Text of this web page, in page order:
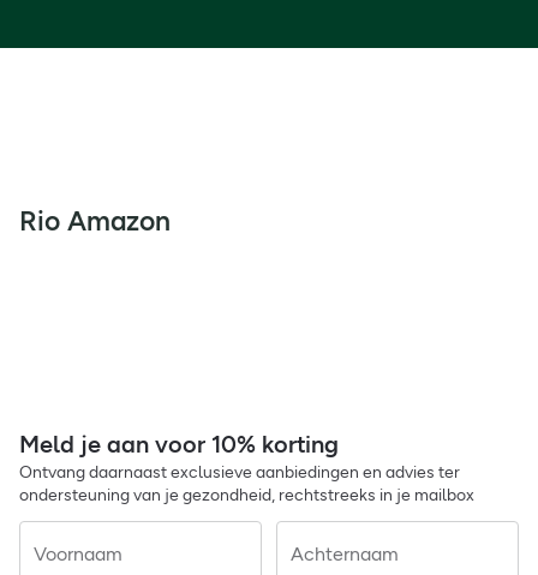
Rio Amazon
Meld je aan voor 10% korting
Ontvang daarnaast exclusieve aanbiedingen en advies ter
ondersteuning van je gezondheid, rechtstreeks in je mailbox
Voornaam Achternaam